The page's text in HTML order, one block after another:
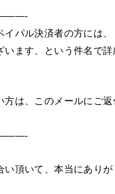
イパル決済者の方には
います、という件名で
方は、このメールにご返
い頂いて、本当にありが